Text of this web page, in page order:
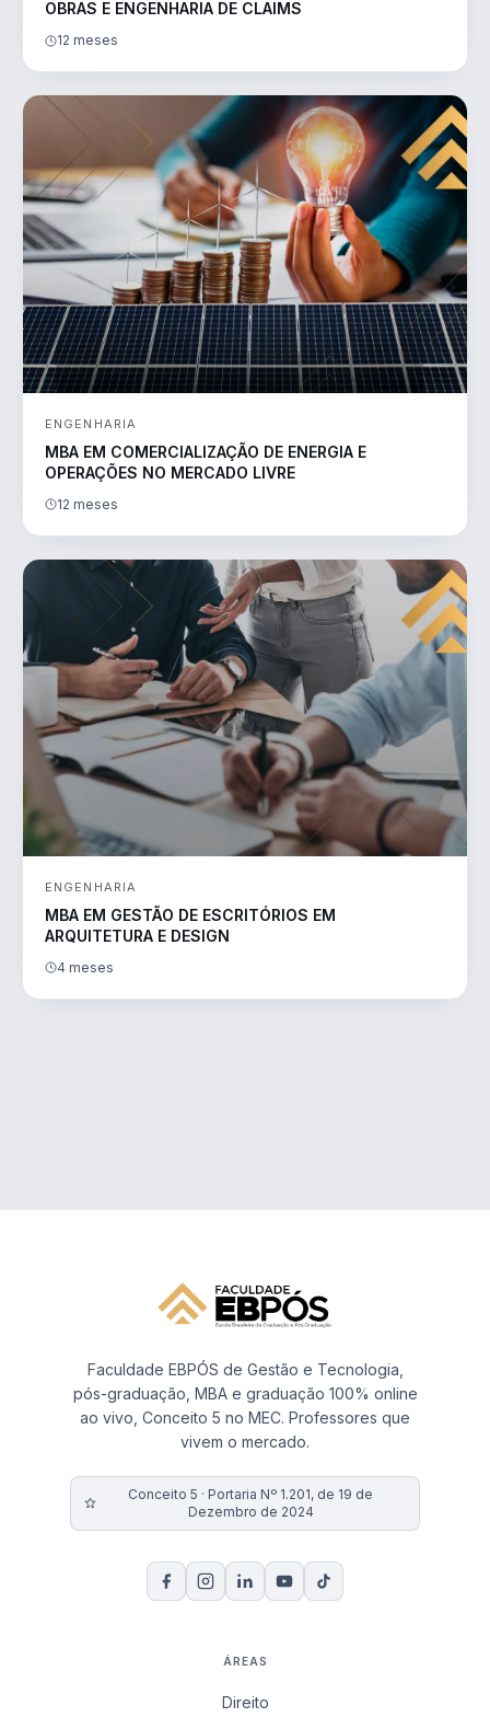
OBRAS E ENGENHARIA DE CLAIMS
12 meses
ENGENHARIA
MBA EM COMERCIALIZAÇÃO DE ENERGIA E
OPERAÇÕES NO MERCADO LIVRE
12 meses
ENGENHARIA
MBA EM GESTÃO DE ESCRITÓRIOS EM
ARQUITETURA E DESIGN
4 meses
Faculdade EBPÓS de Gestão e Tecnologia,
pós-graduação, MBA e graduação 100% online
ao vivo, Conceito 5 no MEC. Professores que
vivem o mercado.
Conceito 5 · Portaria Nº 1.201, de 19 de
Dezembro de 2024
ÁREAS
Direito